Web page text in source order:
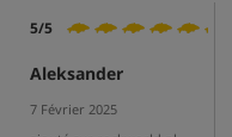
5/5
Aleksander
7 Février 2025